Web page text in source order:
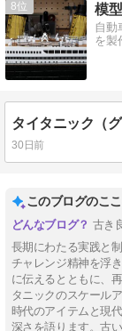
8 模
自動
を製
タイタニック（
30日前
このブログのこ
古き
長期にわたる実践と
チャレンジ精神を浮
に伝えるとともに、
タニックのスケール
時代のアイテムと現
深さを語ります。古